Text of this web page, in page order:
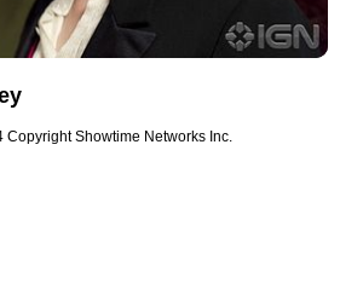
Copyright Showtime Networks Inc.